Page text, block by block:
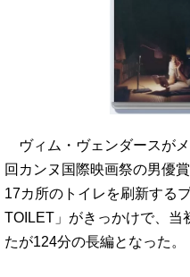
ヴィム・ヴェンダースが
回カンヌ国際映画祭の男優
17カ所のトイレを刷新する
TOILET」がきっかけで、当
たが124分の長編となった。